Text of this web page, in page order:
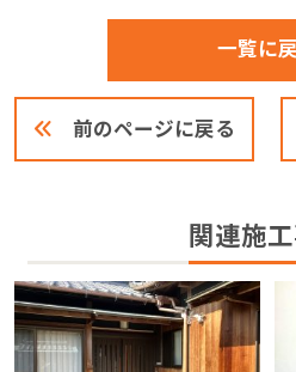
前のページに戻る
一覧に
関連施